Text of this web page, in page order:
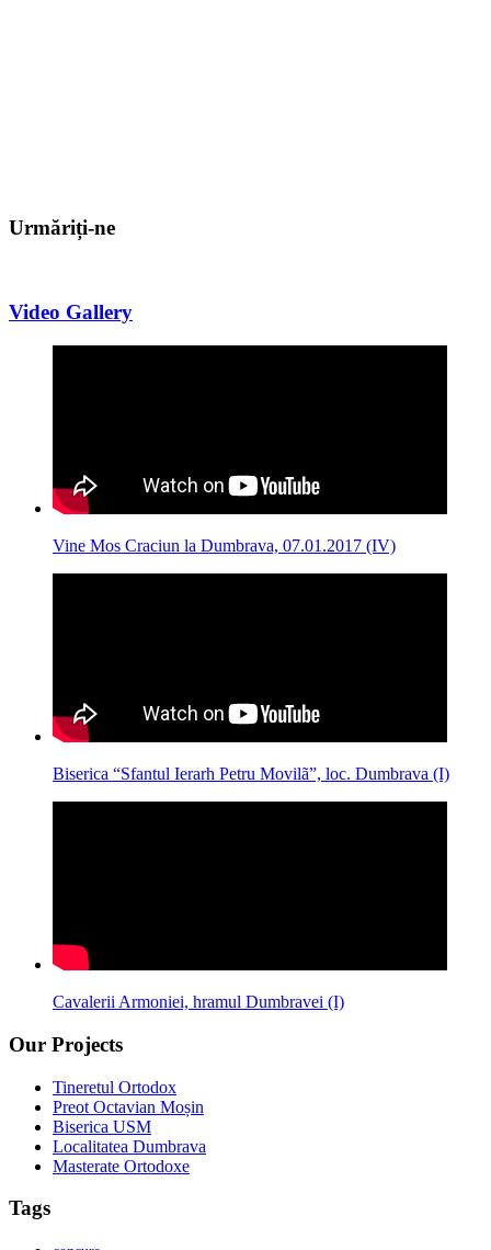
Urmăriți-ne
Video Gallery
Vine Mos Craciun la Dumbrava, 07.01.2017 (IV)
Biserica “Sfantul Ierarh Petru Movilã”, loc. Dumbrava (I)
Cavalerii Armoniei, hramul Dumbravei (I)
Our Projects
Tineretul Ortodox
Preot Octavian Moșin
Biserica USM
Localitatea Dumbrava
Masterate Ortodoxe
Tags